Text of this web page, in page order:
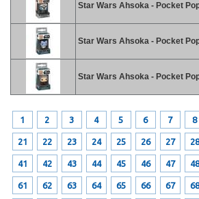
Star Wars Ahsoka - Pocket
Star Wars Ahsoka - Pocket
Star Wars Ahsoka - Pocket
1 2 3 4 5 6 7 8
21 22 23 24 25 26 27 28
41 42 43 44 45 46 47 48
61 62 63 64 65 66 67 68